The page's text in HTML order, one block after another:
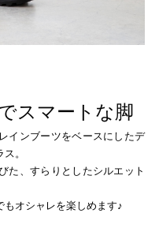
スマートな脚
インブーツをベースにしたデ
。
た、すらりとしたシルエット
もオシャレを楽しめます♪